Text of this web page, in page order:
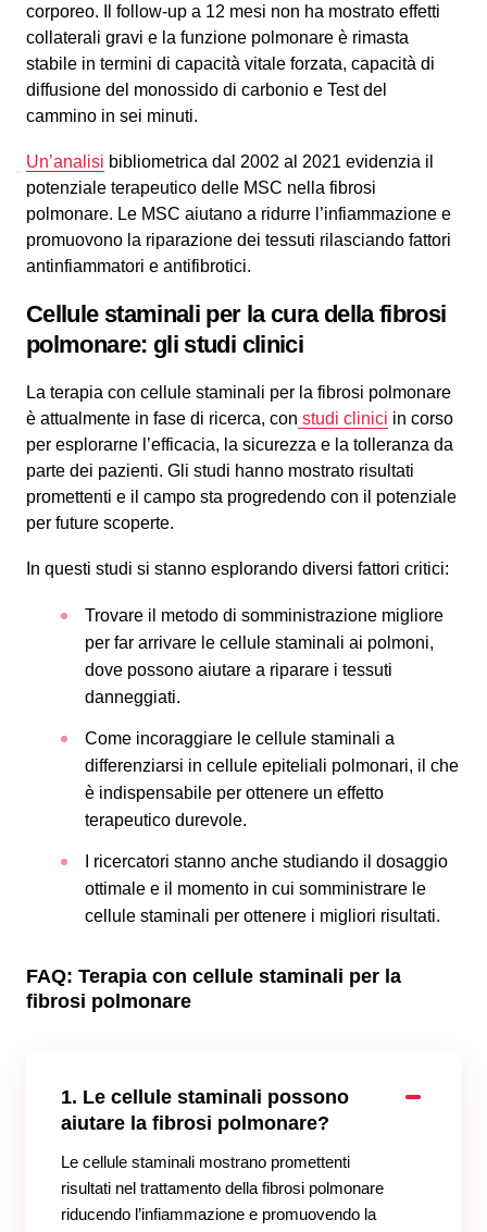
corporeo. Il follow-up a 12 mesi non ha mostrato effetti
collaterali gravi e la funzione polmonare è rimasta
stabile in termini di capacità vitale forzata, capacità di
diffusione del monossido di carbonio e Test del
cammino in sei minuti.
Un’analisi bibliometrica dal 2002 al 2021 evidenzia il
potenziale terapeutico delle MSC nella fibrosi
polmonare. Le MSC aiutano a ridurre l’infiammazione e
promuovono la riparazione dei tessuti rilasciando fattori
antinfiammatori e antifibrotici.
Cellule staminali per la cura della fibrosi
polmonare: gli studi clinici
La terapia con cellule staminali per la fibrosi polmonare
è attualmente in fase di ricerca, con studi clinici in corso
per esplorarne l’efficacia, la sicurezza e la tolleranza da
parte dei pazienti. Gli studi hanno mostrato risultati
promettenti e il campo sta progredendo con il potenziale
per future scoperte.
In questi studi si stanno esplorando diversi fattori critici:
Trovare il metodo di somministrazione migliore
per far arrivare le cellule staminali ai polmoni,
dove possono aiutare a riparare i tessuti
danneggiati.
Come incoraggiare le cellule staminali a
differenziarsi in cellule epiteliali polmonari, il che
è indispensabile per ottenere un effetto
terapeutico durevole.
I ricercatori stanno anche studiando il dosaggio
ottimale e il momento in cui somministrare le
cellule staminali per ottenere i migliori risultati.
FAQ: Terapia con cellule staminali per la
fibrosi polmonare
1. Le cellule staminali possono
aiutare la fibrosi polmonare?
Le cellule staminali mostrano promettenti
risultati nel trattamento della fibrosi polmonare
riducendo l’infiammazione e promuovendo la